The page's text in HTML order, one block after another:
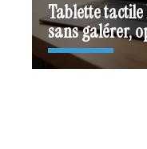
Tablette tactile
sans galérer,